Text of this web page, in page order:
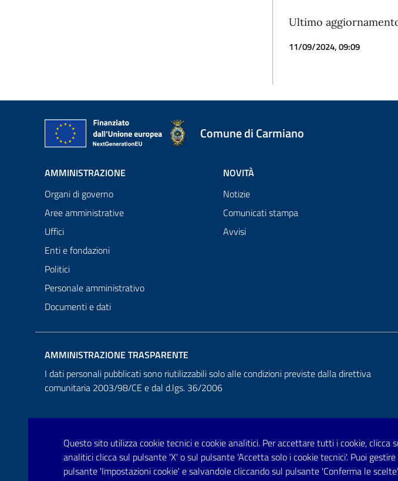
Questo sito utilizza cookie tecnici e cookie analitici. Per accettare tutti i cookie,
analitici clicca sul pulsante 'X' o sul pulsante 'Accetta solo i cookie tecnici'. Puoi
pulsante 'Impostazioni cookie' e salvandole cliccando sul pulsante 'Conferma le
Ultimo
11/09/2024, 09:09
Comune di Carmiano
AMMINISTRAZIONE
Organi di governo
Aree amministrative
Uffici
Enti e fondazioni
Politici
Personale amministrativo
Documenti e dati
NOVITÀ
Notizie
Comunicati stampa
Avvisi
AMMINISTRAZIONE TRASPARENTE
I dati personali pubblicati sono riutilizzabili solo alle condizioni previste dalla direttiva
comunitaria 2003/98/CE e dal d.lgs. 36/2006